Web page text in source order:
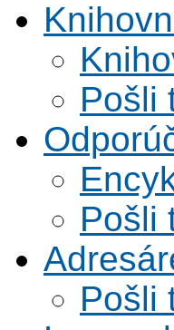
Pošli
Pošli
Pošli